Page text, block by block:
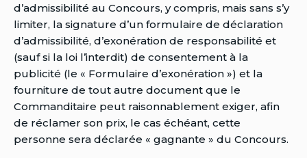
d’admissibilité au Concours, y compris, mais sans s’y
limiter, la signature d’un formulaire de déclaration
d’admissibilité, d’exonération de responsabilité et
(sauf si la loi l’interdit) de consentement à la
publicité (le « Formulaire d’exonération ») et la
fourniture de tout autre document que le
Commanditaire peut raisonnablement exiger, afin
de réclamer son prix, le cas échéant, cette
personne sera déclarée « gagnante » du Concours.